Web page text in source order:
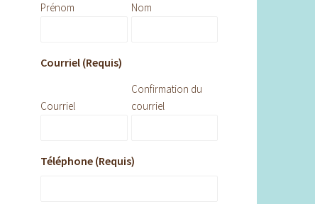
Prénom Nom
Courriel (Requis)
Courriel
Confirmation du
courriel
Téléphone (Requis)